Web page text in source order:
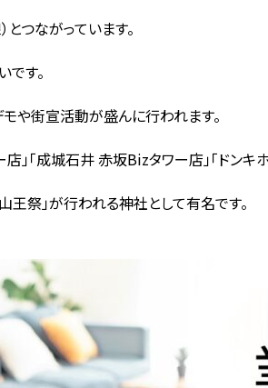
つながっています。
す。
や街宣活動が盛んに行われます。
店」「成城石井 赤坂Bizタワー店」「ドン
王祭」が行われる神社として有名です。